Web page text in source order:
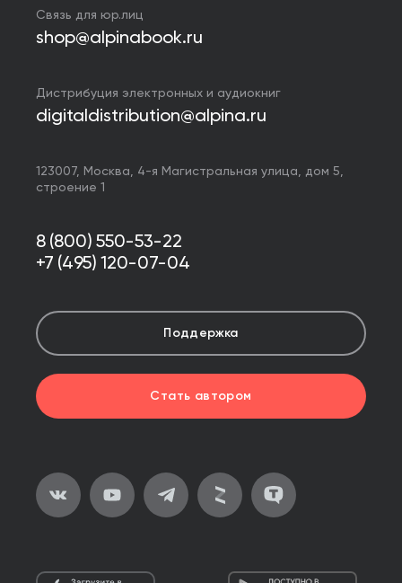
Связь для юр.лиц
shop@alpinabook.ru
Дистрибуция электронных и аудиокниг
digitaldistribution@alpina.ru
123007, Москва, 4-я Магистральная улица, дом 5,
строение 1
8 (800) 550-53-22
+7 (495) 120-07-04
Поддержка
Стать автором